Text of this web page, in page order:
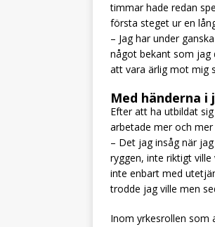
timmar hade redan
första steget ur en
– Jag har under
något bekant som jag
att vara ärlig mot mig
Med händerna i
Efter att ha utbildat
arbetade mer och
– Det jag insåg när
ryggen, inte riktigt
inte enbart med
trodde jag ville men
Inom yrkesrollen som